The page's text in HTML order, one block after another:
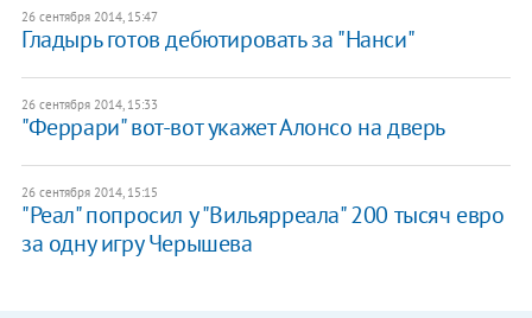
26 сентября 2014, 15:47
Гладырь готов дебютировать за "Нанси"
26 сентября 2014, 15:33
"Феррари" вот-вот укажет Алонсо на дверь
26 сентября 2014, 15:15
"Реал" попросил у "Вильярреала" 200 тысяч евро
за одну игру Черышева